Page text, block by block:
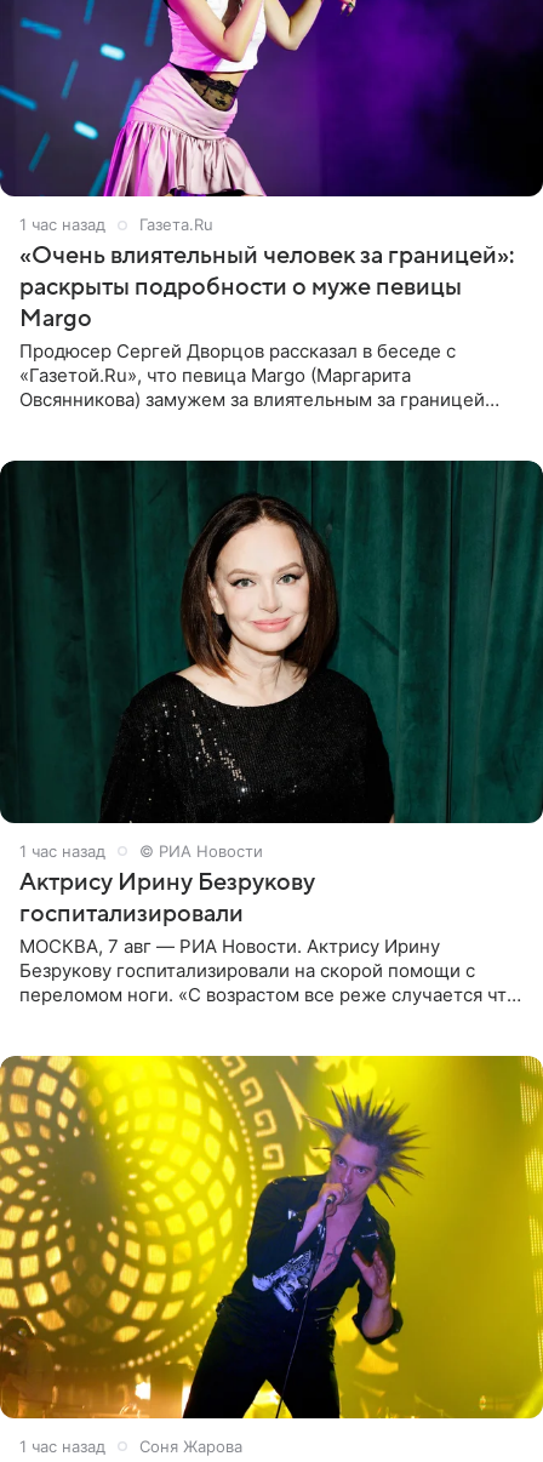
1 час назад Газета.Ru
«Очень влиятельный человек за границей»:
раскрыты подробности о муже певицы
Margo
Продюсер Сергей Дворцов рассказал в беседе с
«Газетой.Ru», что певица Margo (Маргарита
Овсянникова) замужем за влиятельным за границей
1 час назад © РИА Новости
Актрису Ирину Безрукову
госпитализировали
МОСКВА, 7 авг — РИА Новости. Актрису Ирину
Безрукову госпитализировали на скорой помощи с
переломом ноги. «С возрастом все реже случается что-
1 час назад Соня Жарова